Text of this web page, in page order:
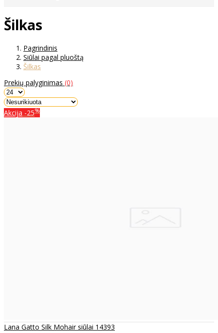
Šilkas
Pagrindinis
Siūlai pagal pluoštą
Šilkas
Prekių palyginimas (0)
Akcija -25%
Lana Gatto Silk Mohair siūlai 14393